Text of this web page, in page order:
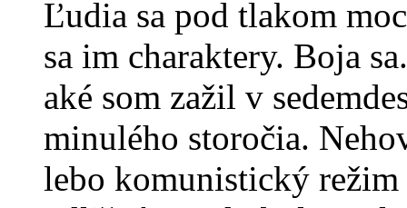
Ľudia sa pod tlakom
sa im charaktery. Boja
aké som zažil v
minulého storočia.
lebo komunistický